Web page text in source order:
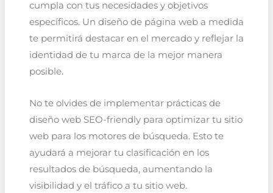
cumpla con tus necesidades y objetivos
específicos. Un diseño de página web a medida
te permitirá destacar en el mercado y reflejar la
identidad de tu marca de la mejor manera
posible.
No te olvides de implementar prácticas de
diseño web SEO-friendly para optimizar tu sitio
web para los motores de búsqueda. Esto te
ayudará a mejorar tu clasificación en los
resultados de búsqueda, aumentando la
visibilidad y el tráfico a tu sitio web.